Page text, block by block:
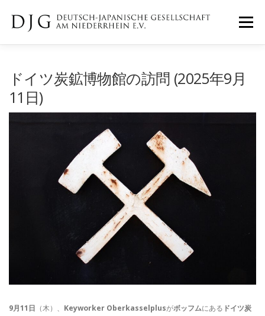
メニュー
ギャラリー DJGについて IMPRESSUM
ドイツ炭鉱博物館の訪問 (2025年9月
11日)
9月11日 （木）、 Keyworker Oberkasselplusがボッフムにある ドイツ炭